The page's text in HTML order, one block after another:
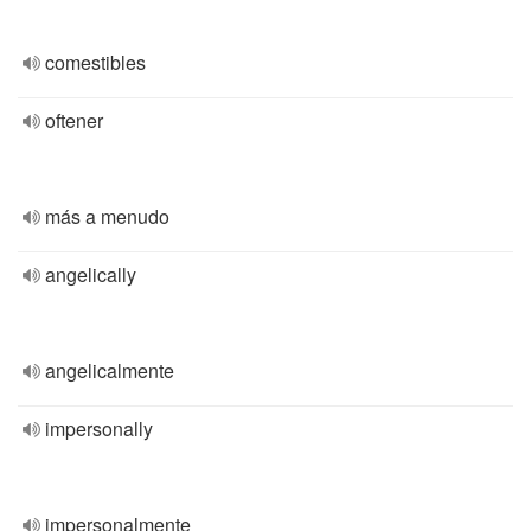
comestibles
oftener
más a menudo
angelically
angelicalmente
impersonally
impersonalmente